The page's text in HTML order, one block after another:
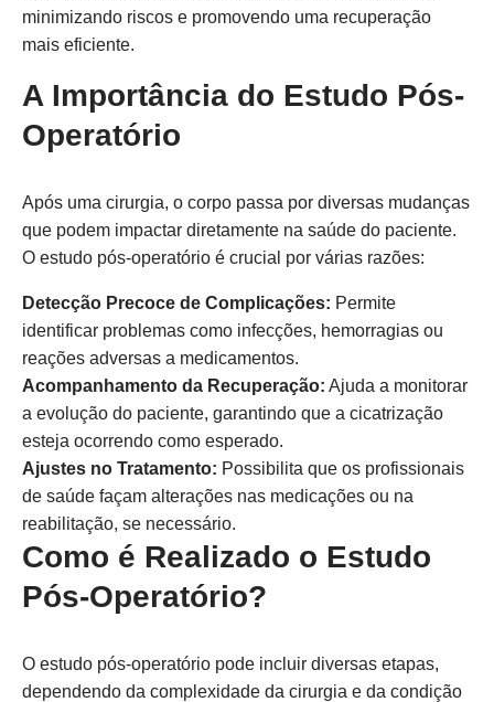
minimizando riscos e promovendo uma recuperação
mais eficiente.
A Importância do Estudo Pós-
Operatório
Após uma cirurgia, o corpo passa por diversas mudanças
que podem impactar diretamente na saúde do paciente.
O estudo pós-operatório é crucial por várias razões:
Detecção Precoce de Complicações: Permite
identificar problemas como infecções, hemorragias ou
reações adversas a medicamentos.
Acompanhamento da Recuperação: Ajuda a monitorar
a evolução do paciente, garantindo que a cicatrização
esteja ocorrendo como esperado.
Ajustes no Tratamento: Possibilita que os profissionais
de saúde façam alterações nas medicações ou na
reabilitação, se necessário.
Como é Realizado o Estudo
Pós-Operatório?
O estudo pós-operatório pode incluir diversas etapas,
dependendo da complexidade da cirurgia e da condição